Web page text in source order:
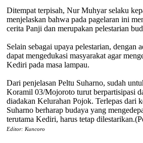
Ditempat terpisah, Nur Muhyar selaku
menjelaskan bahwa pada pagelaran ini
cerita Panji dan merupakan pelestarian
Selain sebagai upaya pelestarian, dengan
dapat mengedukasi masyarakat agar
Kediri pada masa lampau.
Dari penjelasan Peltu Suharno, sudah
Koramil 03/Mojoroto turut berpartisipasi
diadakan Kelurahan Pojok. Terlepas dari
Suharno berharap budaya yang
terutama Kediri, harus tetap
Editor: Kuncoro